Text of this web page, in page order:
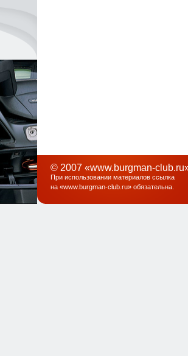
© 2007 «www.burgman-
При использовании материалов ссылка
на «www.burgman-club.ru» обязательна